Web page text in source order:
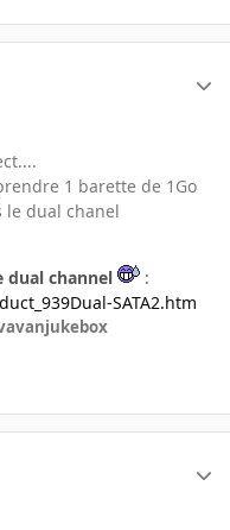
1 barette de 1Go
le dual chanel
dual channel
:
SATA2.htm